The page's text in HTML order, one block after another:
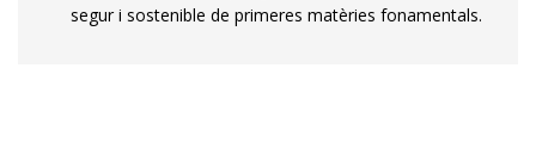
segur i sostenible de primeres matèries fonamentals.